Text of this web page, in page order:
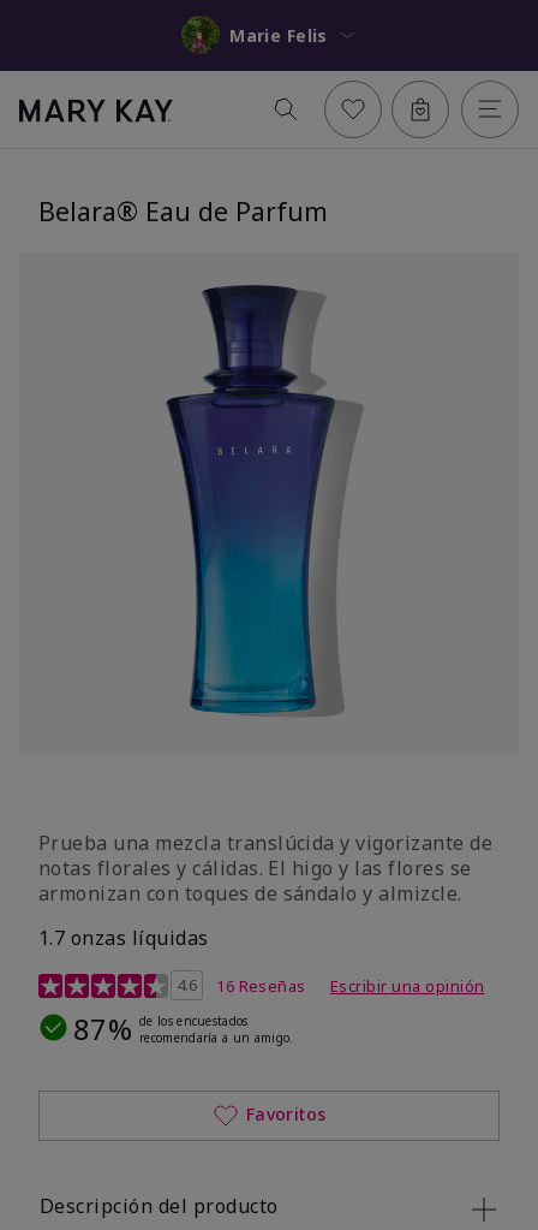
Marie Felis
Belara® Eau de Parfum
Prueba una mezcla translúcida y vigorizante de
notas florales y cálidas. El higo y las flores se
armonizan con toques de sándalo y almizcle.
1.7 onzas líquidas
Calificación de clientes de 4,5 de 5
4.6 16 Reseñas Escribir una opinión
87% de los encuestados
recomendaría a un amigo.
Favoritos
Descripción del producto